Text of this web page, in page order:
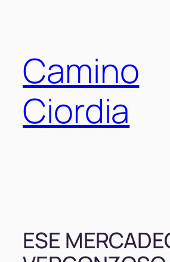
Camino
Ciordia
ESE